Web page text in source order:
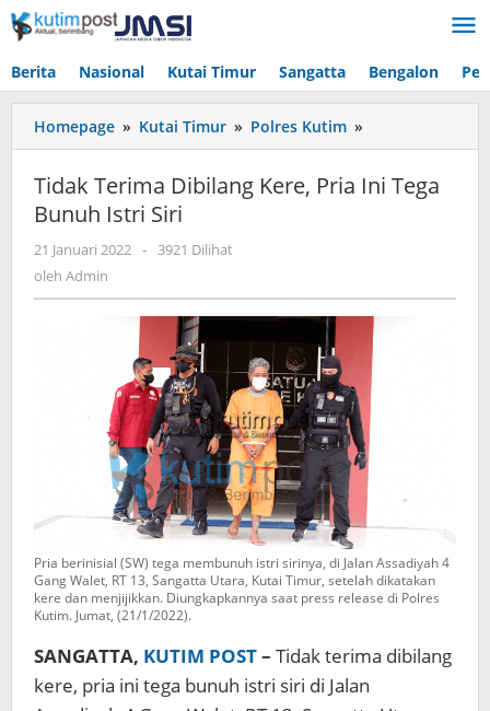
Lewati
ke
Berita Nasional Kutai Timur Sangatta Bengalon
Homepage » Kutai Timur » Polres Kutim »
Terima
Kere,
Siri
Tidak Terima Dibilang Kere, Pria Ini Tega
Bunuh Istri Siri
21 Januari 2022 oleh
- 3921 Dilihat
oleh Admin
Pria berinisial (SW) tega membunuh istri sirinya, di Jalan Assadiyah 4
Gang Walet, RT 13, Sangatta Utara, Kutai Timur, setelah dikatakan
kere dan menjijikkan. Diungkapkannya saat press release di Polres
Kutim. Jumat, (21/1/2022).
SANGATTA, KUTIM POST– Tidak terima dibilang
kere, pria ini tega bunuh istri siri di Jalan